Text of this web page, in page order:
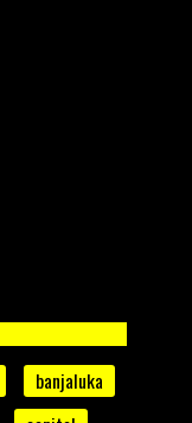
banjaluka